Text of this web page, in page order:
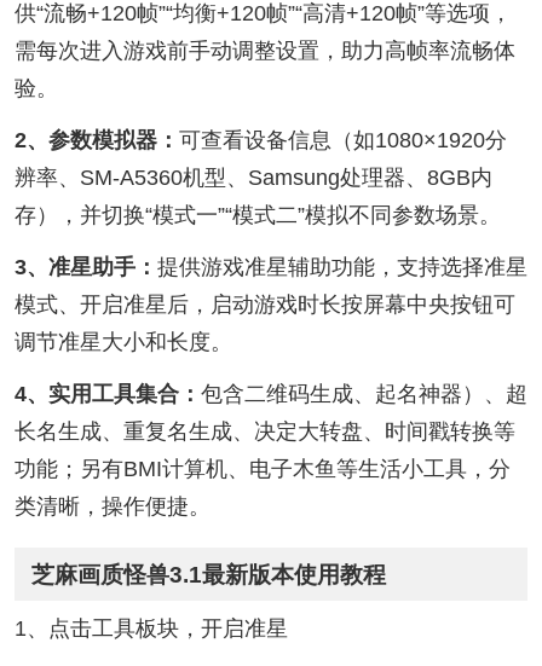
供“流畅+120帧”“均衡+120帧”“高清+120帧”等选项，
需每次进入游戏前手动调整设置，助力高帧率流畅体
验。
2、参数模拟器： 可查看设备信息（如1080×1920分
辨率、SM-A5360机型、Samsung处理器、8GB内
存），并切换“模式一”“模式二”模拟不同参数场景。
3、准星助手： 提供游戏准星辅助功能，支持选择准星
模式、开启准星后，启动游戏时长按屏幕中央按钮可
调节准星大小和长度。
4、实用工具集合： 包含二维码生成、起名神器）、超
长名生成、重复名生成、决定大转盘、时间戳转换等
功能；另有BMI计算机、电子木鱼等生活小工具，分
类清晰，操作便捷。
芝麻画质怪兽3.1最新版本使用教程
1、点击工具板块，开启准星